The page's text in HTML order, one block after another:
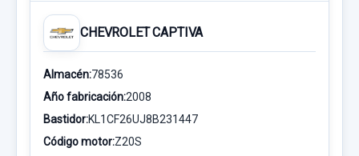
CHEVROLET CAPTIVA
Almacén:78536
Año fabricación:2008
Bastidor:KL1CF26UJ8B231447
Código motor:Z20S